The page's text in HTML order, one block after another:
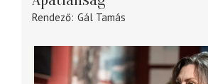
Rendező Gál Tamás